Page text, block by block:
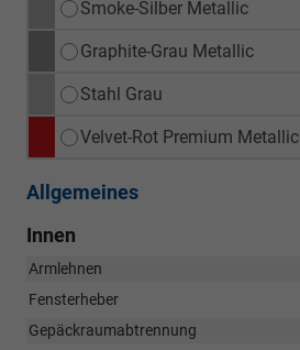
Smoke-Silber Metallic
Graphite-Grau Metallic
Stahl Grau
Velvet-Rot Premium Metallic
Allgemeines
Innen
Armlehnen
Fensterheber
Gepäckraumabtrennung